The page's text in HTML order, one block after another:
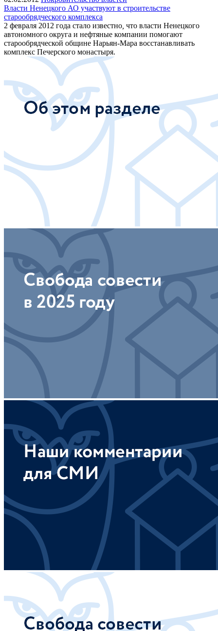
Власти Ненецкого АО участвуют в строительстве
старообрядческого комплекса
2 февраля 2012 года стало известно что власти Ненецкого
автономного округа и нефтяные компании помогают
старообрядческой общине Нарьян-Мара восстанавливать
комплекс Печерского монастыря.